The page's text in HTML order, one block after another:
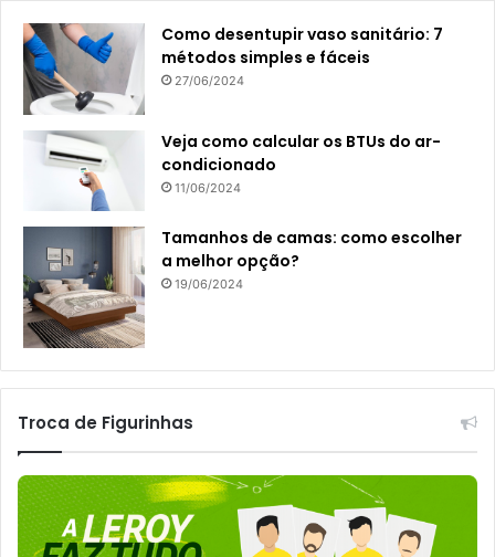
Como desentupir vaso sanitário: 7
métodos simples e fáceis
27/06/2024
Veja como calcular os BTUs do ar-
condicionado
11/06/2024
Tamanhos de camas: como escolher
a melhor opção?
19/06/2024
Troca de Figurinhas